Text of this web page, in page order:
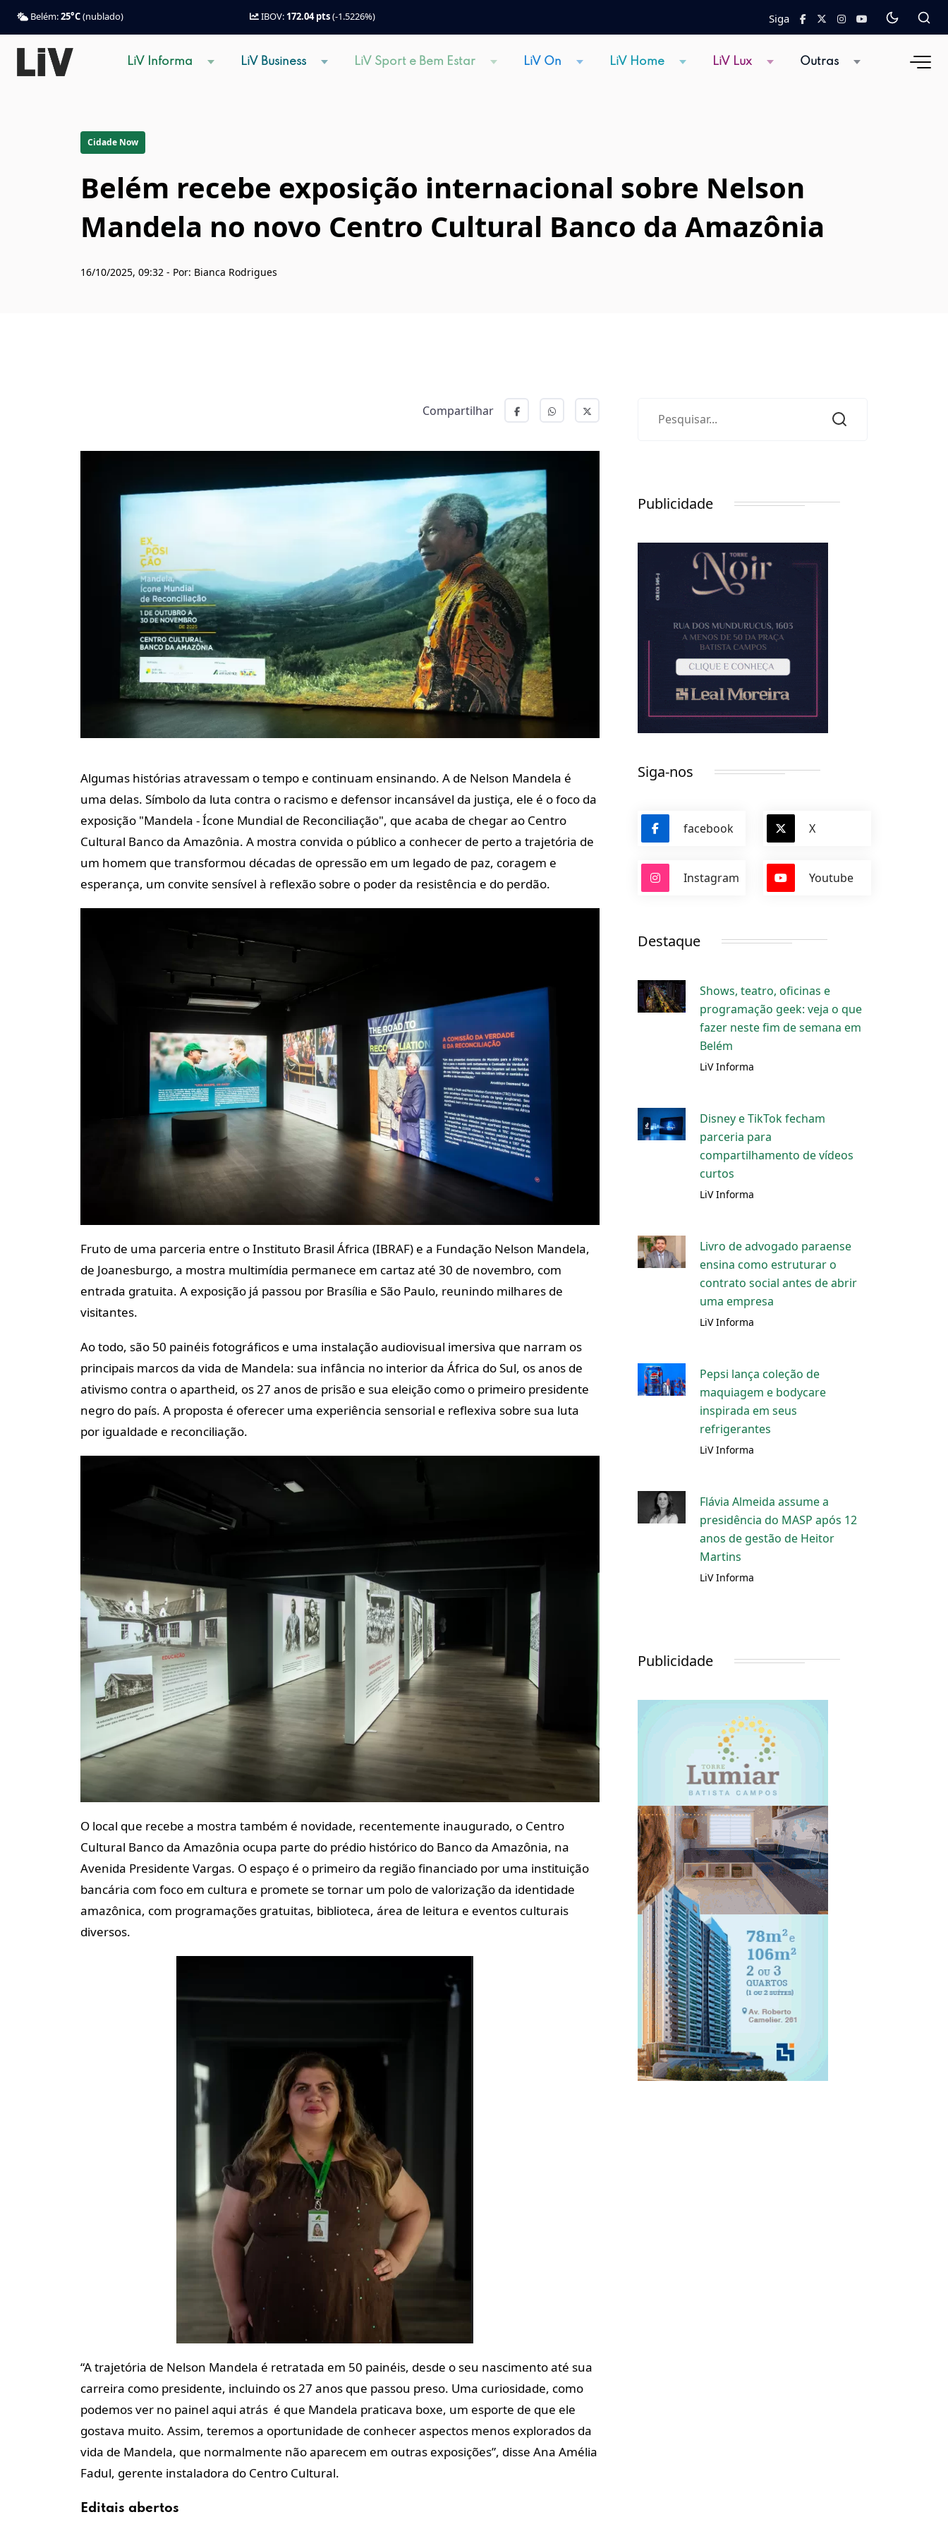
Belém:25°C(nublado) IBOV: 172.04 pts(-1.5226%) Siga
LiV Informa LiV Business LiV Sport e Bem Estar LiV On LiV Home LiV Lux Outras
Cidade Now
Belém recebe exposição internacional sobre Nelson
Mandela no novo Centro Cultural Banco da Amazônia
16/10/2025, 09:32 - Por: Bianca Rodrigues
Compartilhar
Algumas histórias atravessam o tempo e continuam ensinando. A de Nelson Mandela é
uma delas. Símbolo da luta contra o racismo e defensor incansável da justiça, ele é o foco da
exposição "Mandela - Ícone Mundial de Reconciliação", que acaba de chegar ao Centro
Cultural Banco da Amazônia. A mostra convida o público a conhecer de perto a trajetória de
um homem que transformou décadas de opressão em um legado de paz, coragem e
esperança, um convite sensível à reflexão sobre o poder da resistência e do perdão.
Fruto de uma parceria entre o Instituto Brasil África (IBRAF) e a Fundação Nelson Mandela,
de Joanesburgo, a mostra multimídia permanece em cartaz até 30 de novembro, com
entrada gratuita. A exposição já passou por Brasília e São Paulo, reunindo milhares de
visitantes.
Ao todo, são 50 painéis fotográficos e uma instalação audiovisual imersiva que narram os
principais marcos da vida de Mandela: sua infância no interior da África do Sul, os anos de
ativismo contra o apartheid, os 27 anos de prisão e sua eleição como o primeiro presidente
negro do país. A proposta é oferecer uma experiência sensorial e reflexiva sobre sua luta
por igualdade e reconciliação.
O local que recebe a mostra também é novidade, recentemente inaugurado, o Centro
Cultural Banco da Amazônia ocupa parte do prédio histórico do Banco da Amazônia, na
Avenida Presidente Vargas. O espaço é o primeiro da região financiado por uma instituição
bancária com foco em cultura e promete se tornar um polo de valorização da identidade
amazônica, com programações gratuitas, biblioteca, área de leitura e eventos culturais
diversos.
“A trajetória de Nelson Mandela é retratada em 50 painéis, desde o seu nascimento até sua
carreira como presidente, incluindo os 27 anos que passou preso. Uma curiosidade, como
podemos ver no painel aqui atrás é que Mandela praticava boxe, um esporte de que ele
gostava muito. Assim, teremos a oportunidade de conhecer aspectos menos explorados da
vida de Mandela, que normalmente não aparecem em outras exposições”, disse Ana Amélia
Fadul, gerente instaladora do Centro Cultural.
Editais abertos
Publicidade
Siga-nos
facebook X
Instagram Youtube
Destaque
Shows, teatro, oficinas e
programação geek: veja o que
fazer neste fim de semana em
Belém
LiV Informa
Disney e TikTok fecham
parceria para
compartilhamento de vídeos
curtos
LiV Informa
Livro de advogado paraense
ensina como estruturar o
contrato social antes de abrir
uma empresa
LiV Informa
Pepsi lança coleção de
maquiagem e bodycare
inspirada em seus
refrigerantes
LiV Informa
Flávia Almeida assume a
presidência do MASP após 12
anos de gestão de Heitor
Martins
LiV Informa
Publicidade